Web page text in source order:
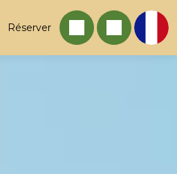
Réserver